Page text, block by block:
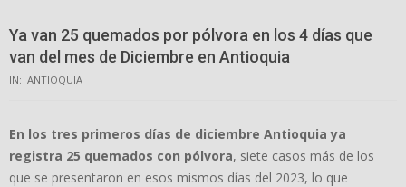
Ya van 25 quemados por pólvora en los 4 días que
van del mes de Diciembre en Antioquia
IN: ANTIOQUIA
En los tres primeros días de diciembre Antioquia ya
registra 25 quemados con pólvora, siete casos más de los
que se presentaron en esos mismos días del 2023, lo que